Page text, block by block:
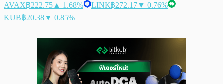
AVAX฿222.75 ▲ 1.68% LINK฿272.17▼ 0.76%
KUB฿20.38▼ 0.85%